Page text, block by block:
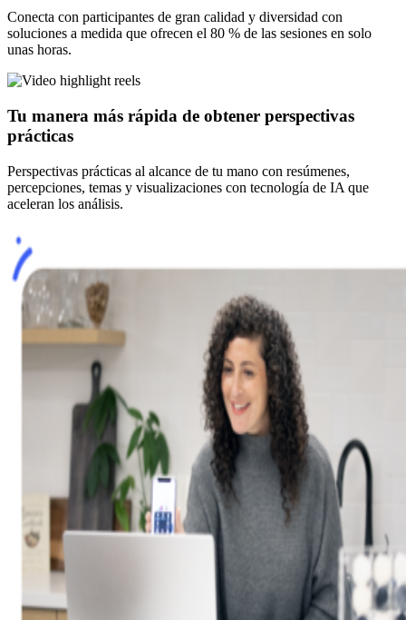
Conecta con participantes de gran calidad y diversidad con
soluciones a medida que ofrecen el 80 % de las sesiones en solo
unas horas.
Tu manera más rápida de obtener perspectivas
prácticas
Perspectivas prácticas al alcance de tu mano con resúmenes,
percepciones, temas y visualizaciones con tecnología de IA que
aceleran los análisis.